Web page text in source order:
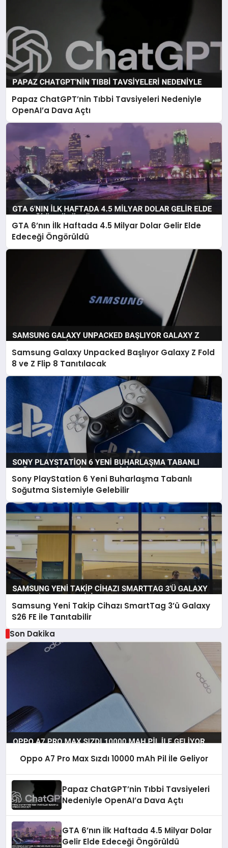
Papaz ChatGPT’nin Tıbbi Tavsiyeleri Nedeniyle
OpenAI’a Dava Açtı
GTA 6’nın İlk Haftada 4.5 Milyar Dolar Gelir Elde
Edeceği Öngörüldü
Samsung Galaxy Unpacked Başlıyor Galaxy Z Fold
8 ve Z Flip 8 Tanıtılacak
Sony PlayStation 6 Yeni Buharlaşma Tabanlı
Soğutma Sistemiyle Gelebilir
Samsung Yeni Takip Cihazı SmartTag 3’ü Galaxy
S26 FE ile Tanıtabilir
Son Dakika
Oppo A7 Pro Max Sızdı 10000 mAh Pil İle Geliyor
Papaz ChatGPT’nin Tıbbi Tavsiyeleri
Nedeniyle OpenAI’a Dava Açtı
GTA 6’nın İlk Haftada 4.5 Milyar Dolar
Gelir Elde Edeceği Öngörüldü